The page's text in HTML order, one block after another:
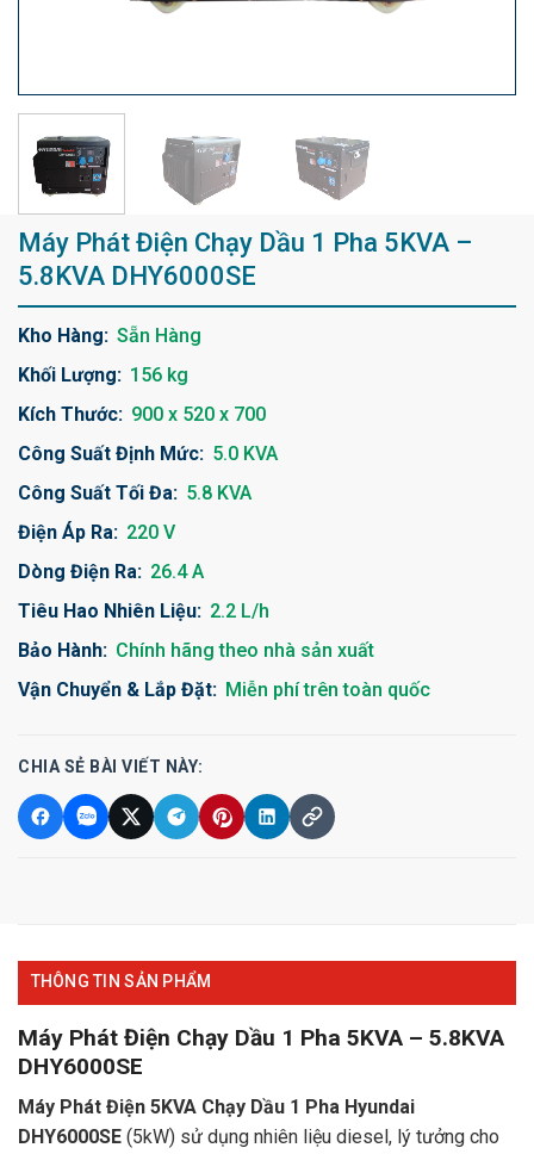
Máy Phát Điện Chạy Dầu 1 Pha 5KVA –
5.8KVA DHY6000SE
Kho Hàng: Sẵn Hàng
Khối Lượng: 156 kg
Kích Thước: 900 x 520 x 700
Công Suất Định Mức: 5.0 KVA
Công Suất Tối Đa: 5.8 KVA
Điện Áp Ra: 220 V
Dòng Điện Ra: 26.4 A
Tiêu Hao Nhiên Liệu: 2.2 L/h
Bảo Hành: Chính hãng theo nhà sản xuất
Vận Chuyển & Lắp Đặt: Miễn phí trên toàn quốc
CHIA SẺ BÀI VIẾT NÀY:
THÔNG TIN SẢN PHẨM
Máy Phát Điện Chạy Dầu 1 Pha 5KVA – 5.8KVA
DHY6000SE
Máy Phát Điện 5KVA Chạy Dầu 1 Pha Hyundai
DHY6000SE (5kW) sử dụng nhiên liệu diesel, lý tưởng cho